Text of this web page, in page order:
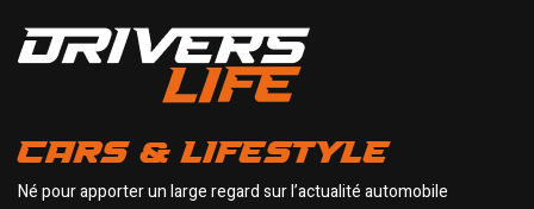
CARS & LIFESTYLE
Né pour apporter un large regard sur l’actualité automobile